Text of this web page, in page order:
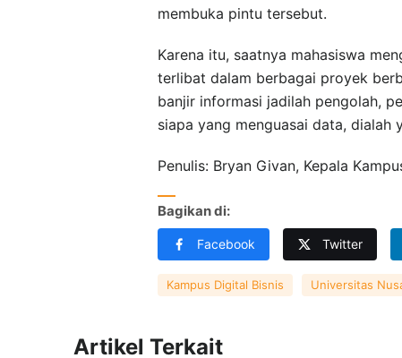
membuka pintu tersebut.
Karena itu, saatnya mahasiswa
terlibat dalam berbagai proyek
banjir informasi jadilah pengolah,
siapa yang menguasai data, dialah
Penulis: Bryan Givan, Kepala
Bagikan di:
Facebook Twitter
Kampus Digital Bisnis Universitas
Artikel Terkait